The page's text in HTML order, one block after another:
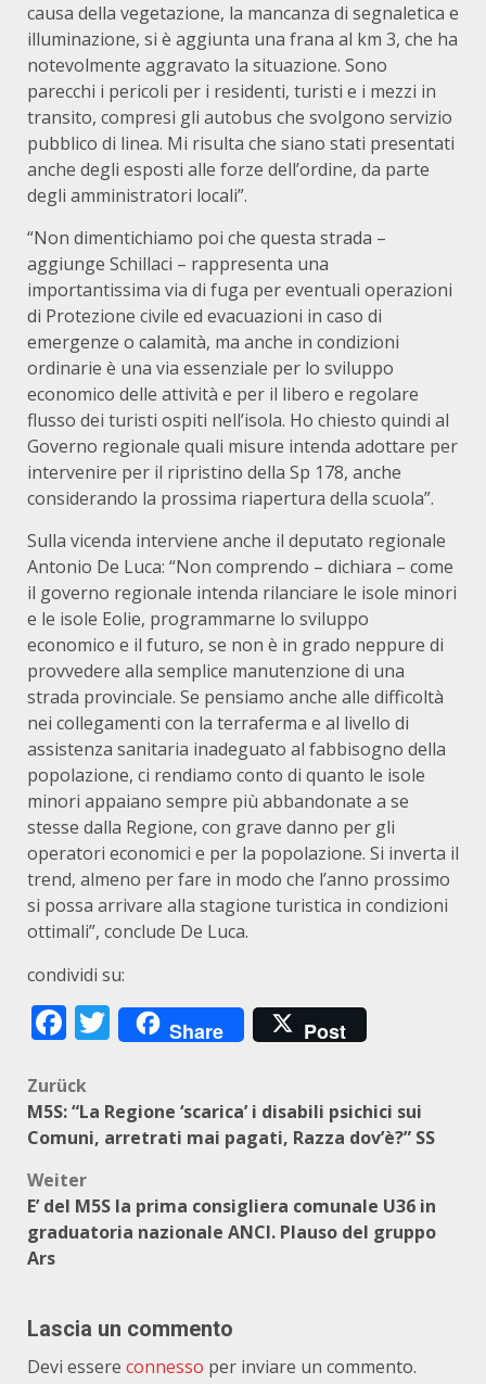
causa della vegetazione, la mancanza di segnaletica e
illuminazione, si è aggiunta una frana al km 3, che ha
notevolmente aggravato la situazione. Sono
parecchi i pericoli per i residenti, turisti e i mezzi in
transito, compresi gli autobus che svolgono servizio
pubblico di linea. Mi risulta che siano stati presentati
anche degli esposti alle forze dell’ordine, da parte
degli amministratori locali”.
“Non dimentichiamo poi che questa strada –
aggiunge Schillaci – rappresenta una
importantissima via di fuga per eventuali operazioni
di Protezione civile ed evacuazioni in caso di
emergenze o calamità, ma anche in condizioni
ordinarie è una via essenziale per lo sviluppo
economico delle attività e per il libero e regolare
flusso dei turisti ospiti nell’isola. Ho chiesto quindi al
Governo regionale quali misure intenda adottare per
intervenire per il ripristino della Sp 178, anche
considerando la prossima riapertura della scuola”.
Sulla vicenda interviene anche il deputato regionale
Antonio De Luca: “Non comprendo – dichiara – come
il governo regionale intenda rilanciare le isole minori
e le isole Eolie, programmarne lo sviluppo
economico e il futuro, se non è in grado neppure di
provvedere alla semplice manutenzione di una
strada provinciale. Se pensiamo anche alle difficoltà
nei collegamenti con la terraferma e al livello di
assistenza sanitaria inadeguato al fabbisogno della
popolazione, ci rendiamo conto di quanto le isole
minori appaiano sempre più abbandonate a se
stesse dalla Regione, con grave danno per gli
operatori economici e per la popolazione. Si inverta il
trend, almeno per fare in modo che l’anno prossimo
si possa arrivare alla stagione turistica in condizioni
ottimali”, conclude De Luca.
condividi su:
Facebook
Twitter
Share Post
Beitragsnavigation
Zurück
M5S: “La Regione ‘scarica’ i disabili psichici sui
Comuni, arretrati mai pagati, Razza dov’è?” SS
Weiter
E’ del M5S la prima consigliera comunale U36 in
graduatoria nazionale ANCI. Plauso del gruppo
Ars
Lascia un commento
Devi essere connesso per inviare un commento.